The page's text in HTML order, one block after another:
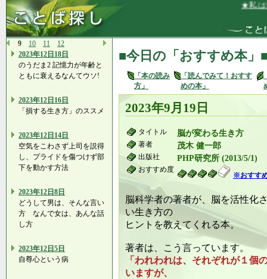
★私は自信
9 10 11
12
2023年12日18日
のうだま2 記憶力が年齢と
ともに衰えるなんてウソ!
2023年12日16日
「損する生き方」のススメ
2023年12日14日
空気をこわさず上司を説得
し、プライドを傷つけず部
下を動かす方法
2023年12日8日
どうして男は、そんな言い
方 なんで女は、あんな話
し方
2023年12日5日
自尊心という病
■今日の「おすすめ本」
「本の読み
方」
「読んでみて！おすす
めの本」
2023年9月19日
タイトル 脳が変わる生き方
著者 茂木 健一郎
出版社 PHP研究所 (2013/5/1)
おすすめ度
※おすす
脳科学者の著者が、脳を活性化
い生き方の
ヒントを教えてくれる本。
著者は、こう言っています。
「われわれは、それぞれが１個
いますが、